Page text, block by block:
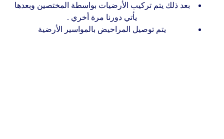
بعد ذلك يتم تركيب الأرضيات بواسطة المختصين وبعدها
يأتي دورنا مرة أخري .
يتم توصيل المراحيض بالمواسير الأرضية